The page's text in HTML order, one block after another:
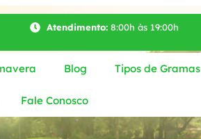
Atendimento:8:00h às 19:00h
Blog Tipos de Gramas
Fale Conosco